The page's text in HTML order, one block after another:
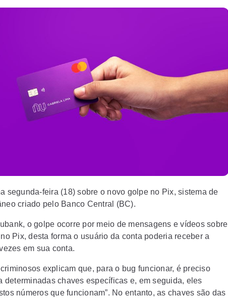
segunda-feira (18) sobre o novo golpe no Pix, sistema de
criado pelo Banco Central (BC).
o golpe ocorre por meio de mensagens e vídeos sobre
Pix, desta forma o usuário da conta poderia receber a
em sua conta.
explicam que, para o bug funcionar, é preciso
determinadas chaves específicas e, em seguida, eles
números que funcionam”. No entanto, as chaves são das